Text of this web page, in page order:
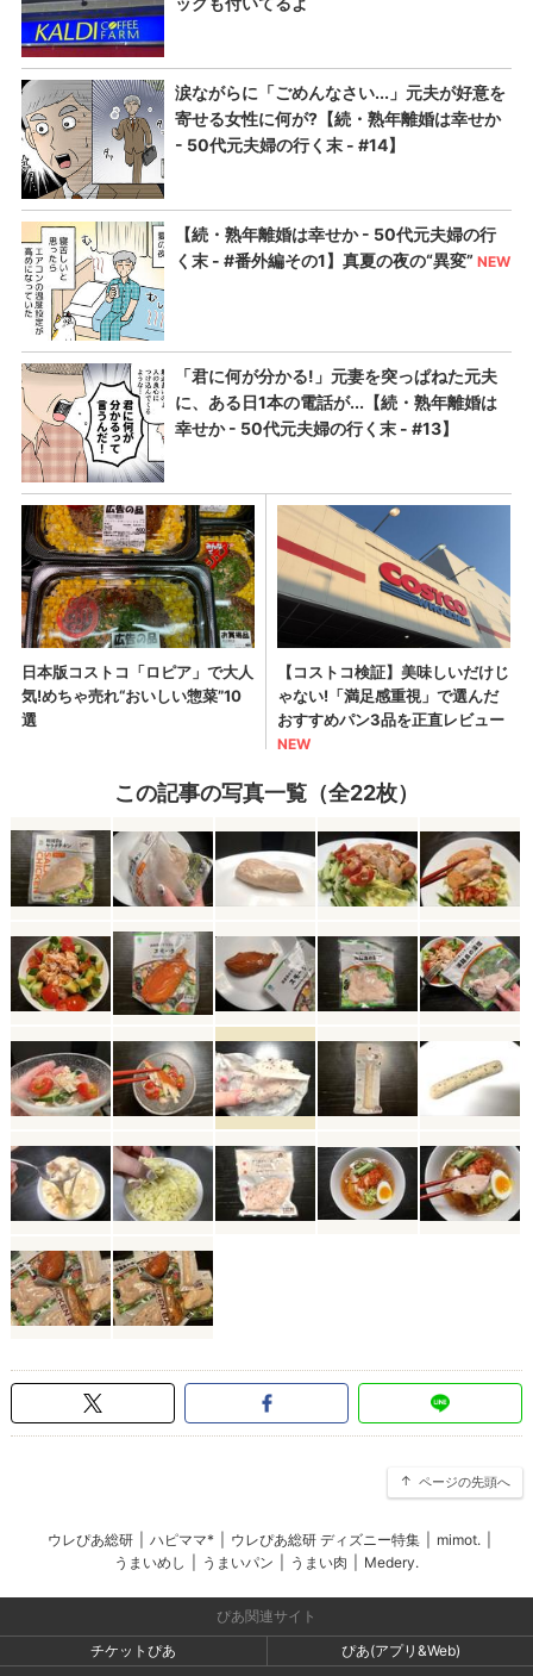
この記事の写真一覧（全22枚）
ページの先頭へ
ウレぴあ総研 ハピママ* ウレぴあ総研 ディズニー特集 mimot.
うまいめし
うまいパン うまい肉 Medery.
ぴあ関連サイト
チケットぴあ
ぴあ(アプリ&Web)